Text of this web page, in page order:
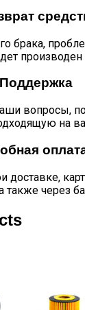
брака,
Поддержка
вопросы,
на
доставке,
также через